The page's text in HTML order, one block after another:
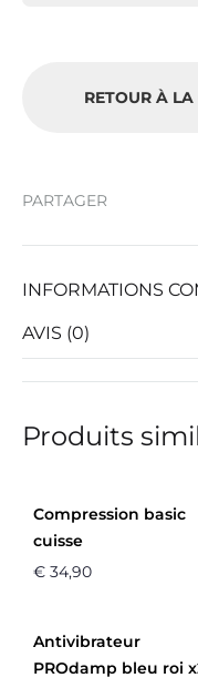
RETOUR À LA
PARTAGER
INFORMATIONS
AVIS (0)
Produits
Compression basic
cuisse
€ 34,90
Antivibrateur
PROdamp bleu roi